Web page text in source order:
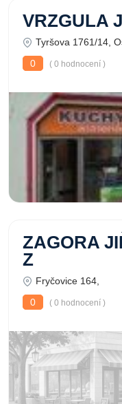
VRZGULA
Tyršova 1761/14,
0
( 0 hodnocení )
ZAGORA
Z
Fryčovice 164,
0
( 0 hodnocení )